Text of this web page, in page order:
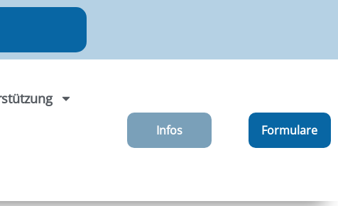
Infos Formulare